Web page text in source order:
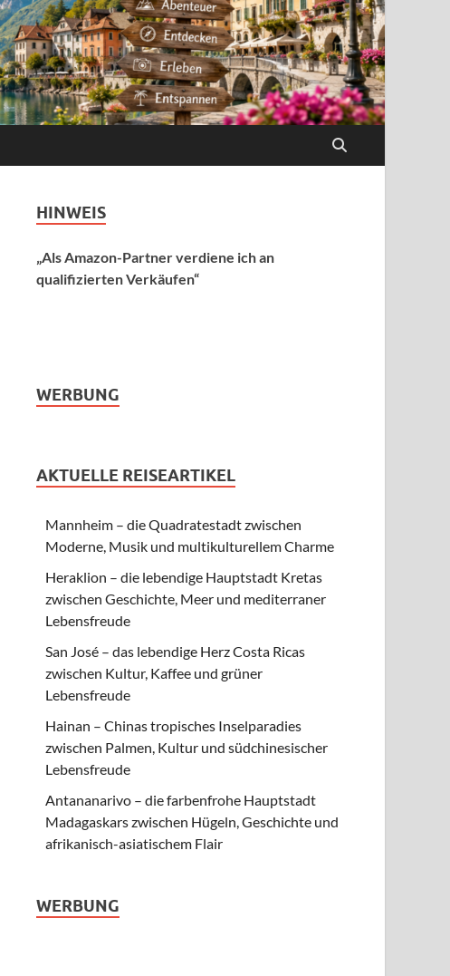
HINWEIS
„Als Amazon-Partner verdiene ich an
qualifizierten Verkäufen“
WERBUNG
AKTUELLE REISEARTIKEL
Mannheim – die Quadratestadt zwischen
Moderne, Musik und multikulturellem Charme
Heraklion – die lebendige Hauptstadt Kretas
zwischen Geschichte, Meer und mediterraner
Lebensfreude
San José – das lebendige Herz Costa Ricas
zwischen Kultur, Kaffee und grüner
Lebensfreude
Hainan – Chinas tropisches Inselparadies
zwischen Palmen, Kultur und südchinesischer
Lebensfreude
Antananarivo – die farbenfrohe Hauptstadt
Madagaskars zwischen Hügeln, Geschichte und
afrikanisch-asiatischem Flair
WERBUNG